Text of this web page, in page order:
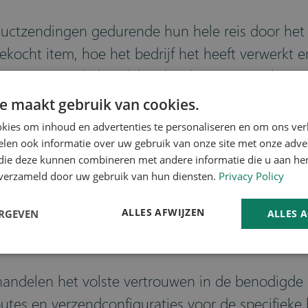
gedurende hun hele reis door
item, hoe het bedrijf het heeft verwerkt
handel is dat shipment tracking
chain vast te stellen.
belastingen, tarieven, rechten en alle
Dit geeft bedrijven een veel beter
locaties - waardoor ze hun
het volste vertrouwen in de
en verzendconfiguraties voor de
maakt gebruik van cookies.
om inhoud en advertenties te personaliseren en om ons
ook informatie over uw gebruik van onze site met onze
deze kunnen combineren met andere informatie die u aan
door uw gebruik van hun diensten. Privacy Policy
ALLES
ALLES AFWIJZEN